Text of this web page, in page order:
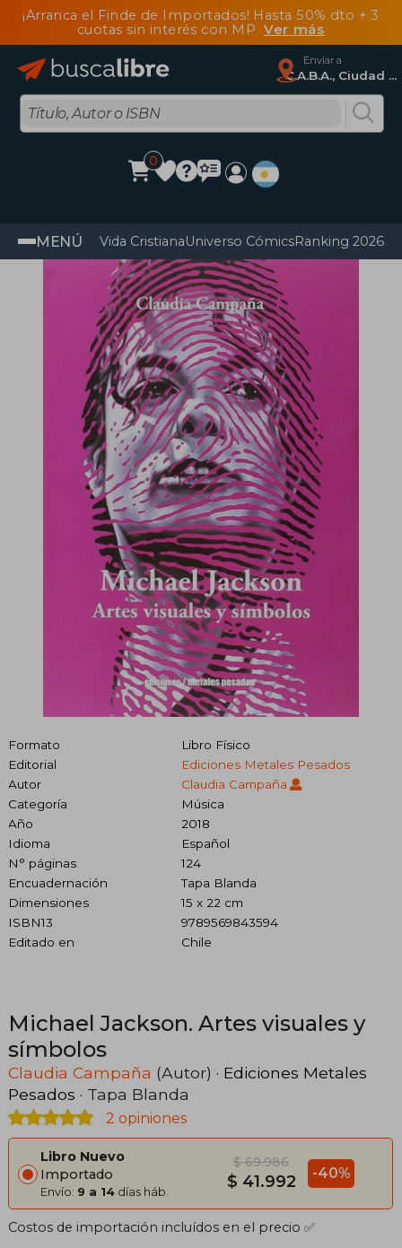
¡Arranca el Finde de Importados! Hasta 50% dto + 3
cuotas sin interés con MP Ver más
Enviar a
C.A.B.A., Ciudad Autónoma De Buenos Aires
0
MENÚ Vida CristianaUniverso CómicsRanking 2026
Formato
Libro Físico
Editorial
Ediciones Metales Pesados
Autor
Claudia Campaña
Categoría
Música
Año
2018
Idioma
Español
N° páginas
124
Encuadernación
Tapa Blanda
Dimensiones
15 x 22 cm
ISBN13
9789569843594
Editado en
Chile
Michael Jackson. Artes visuales y
símbolos
Claudia Campaña (Autor) · Ediciones Metales
Pesados · Tapa Blanda
2 opiniones
Libro Nuevo
Importado
Envío: 9 a 14 días háb.
$ 69.986
$ 41.992 -40%
Costos de importación incluídos en el precio ✅